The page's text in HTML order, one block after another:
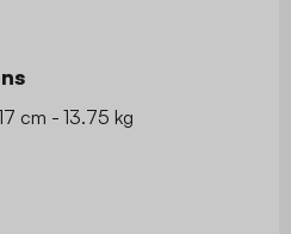
cm - 13.75 kg